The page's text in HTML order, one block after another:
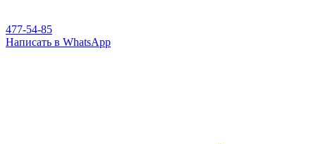
477-54-85
Написать в WhatsApp